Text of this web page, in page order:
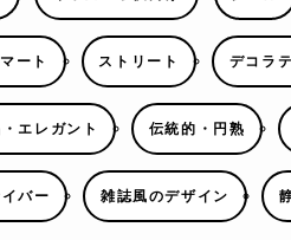
ート ストリート デコラ
・エレガント 伝統的・円熟
バー 雑誌風のデザイン